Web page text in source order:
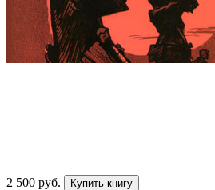
2 500 pуб. Купить книгу